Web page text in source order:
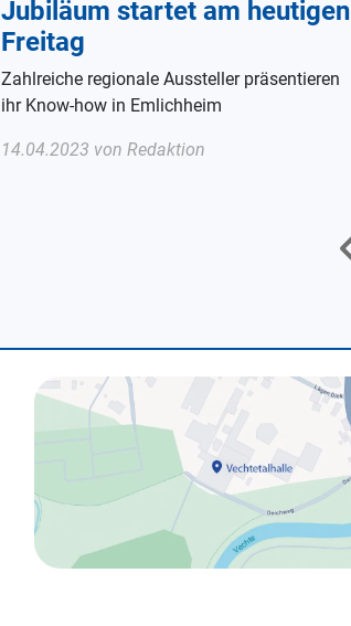
Jubiläum startet am heutigen
Freitag
Zahlreiche regionale Aussteller präsentieren
ihr Know-how in Emlichheim
14.04.2023 von Redaktion